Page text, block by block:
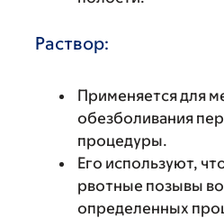
Раствор:
Применяется для
обезболивания
процедуры.
Его используют,
рвотные позывы
определенных